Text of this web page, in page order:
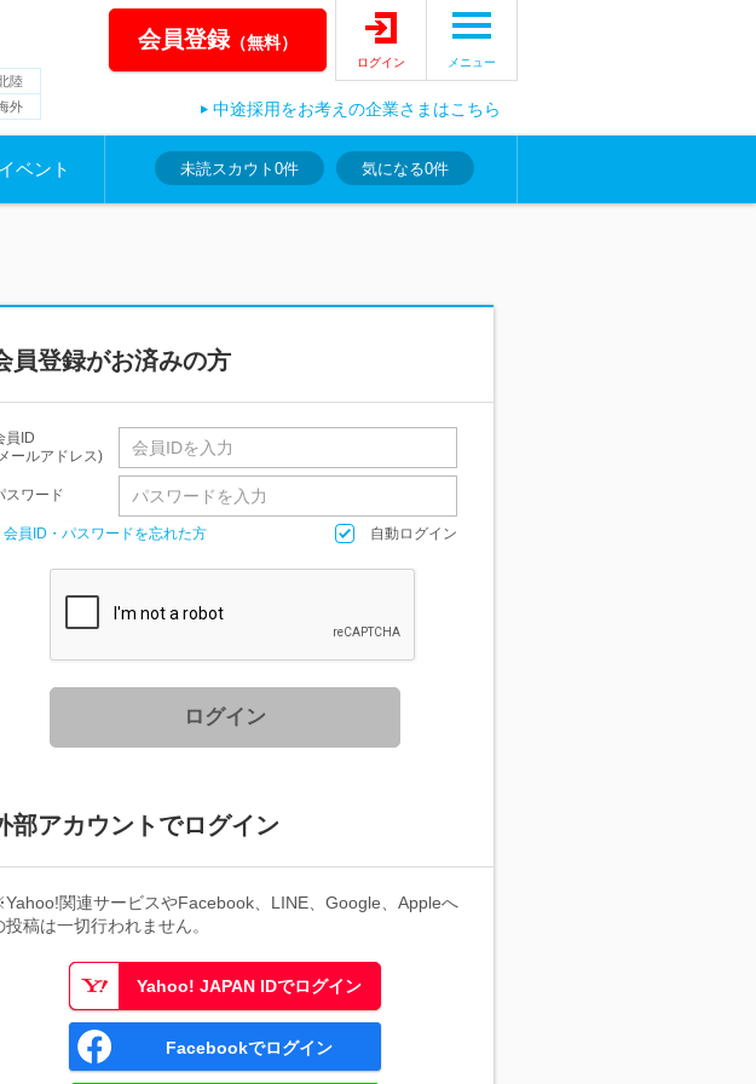
陸
外
会員登録（無料）
ログイン メニュー
中途採用をお考えの企業さまはこちら
ベント 未読スカウト 0件 気になる0件
員登録がお済みの方
員ID
ールアドレス)
スワード
会員ID・パスワードを忘れた方 自動ログイン
ログイン
部アカウントでログイン
関連サービスやFacebook、LINE、Google、Appleへ
投稿は一切行われません。
Yahoo! JAPAN IDでログイン
Facebookでログイン